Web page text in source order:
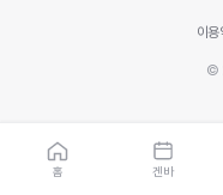
이
©
홈 겐바